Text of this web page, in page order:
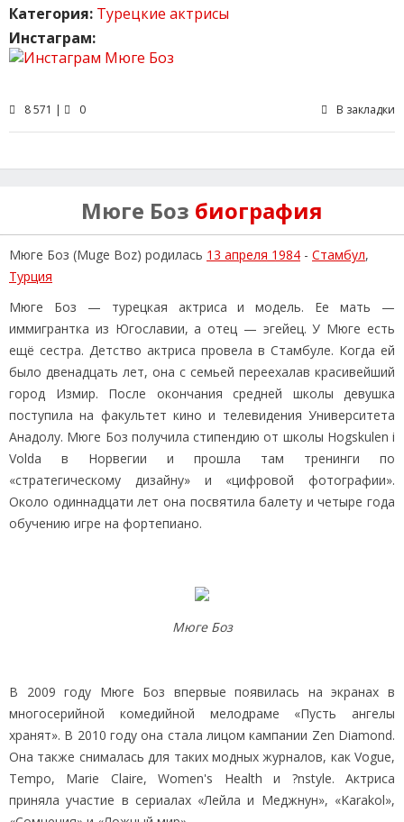
Категория: Турецкие актрисы
Инстаграм:
8 571 | 0 В закладки
Мюге Боз биография
Мюге Боз (Muge Boz) родилась 13 апреля 1984 - Стамбул,
Турция
Мюге Боз — турецкая актриса и модель. Ее мать —
иммигрантка из Югославии, а отец — эгейец. У Мюге есть
ещё сестра. Детство актриса провела в Стамбуле. Когда ей
было двенадцать лет, она с семьей переехалав красивейший
город Измир. После окончания средней школы девушка
поступила на факультет кино и телевидения Университета
Анадолу. Мюге Боз получила стипендию от школы Hogskulen i
Volda в Норвегии и прошла там тренинги по
«стратегическому дизайну» и «цифровой фотографии».
Около одиннадцати лет она посвятила балету и четыре года
обучению игре на фортепиано.
Мюге Боз
В 2009 году Мюге Боз впервые появилась на экранах в
многосерийной комедийной мелодраме «Пусть ангелы
хранят». В 2010 году она стала лицом кампании Zen Diamond.
Она также снималась для таких модных журналов, как Vogue,
Tempo, Marie Claire, Women's Health и ?nstyle. Актриса
приняла участие в сериалах «Лейла и Меджнун», «Karakol»,